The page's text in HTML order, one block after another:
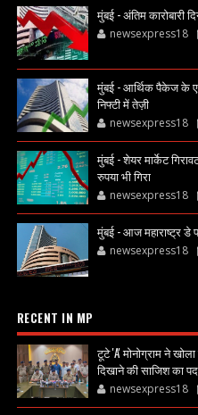
मुंबई - अंतिम कारोबारी
newsexpress18
मुंबई - आर्थिक पैकेज के
निफ्टी में तेज़ी
newsexpress18
मुंबई - शेयर मार्केट
रुपया भी गिरा
newsexpress18
मुंबई - आज महाराष्ट्र डे
newsexpress18
RECENT IN MP
टूटे 'A' मोनोग्राम ने
दिखाने की साजिश का
newsexpress18